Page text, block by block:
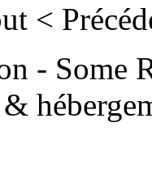
<
- Some